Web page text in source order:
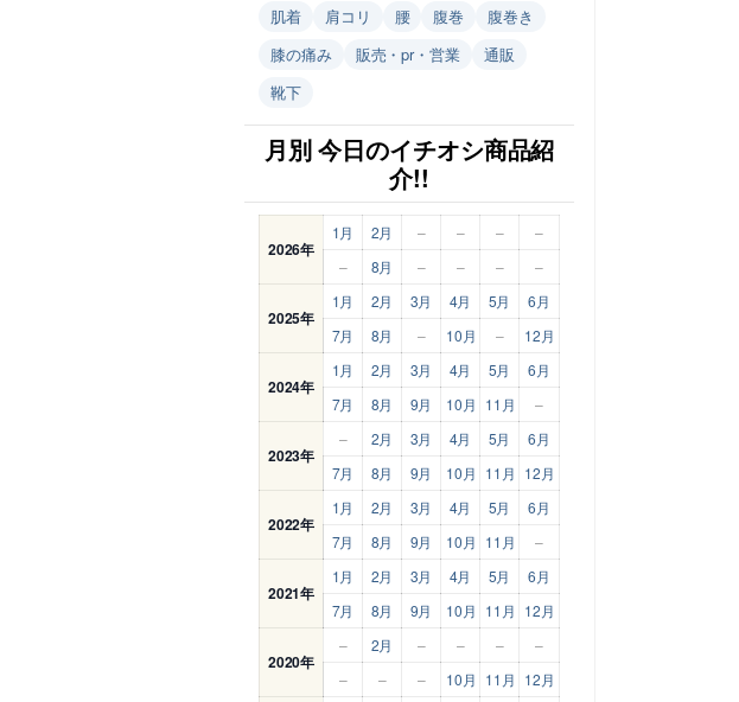
肌着
肩コリ 腰 腹巻
腹巻き
膝の痛み
販売・pr・営業
通販
靴下
月別 今日のイチオシ商品紹
介!!
2026年
1月 2月 – – –
–
–
8月 – – – –
2025年
1月 2月 3月 4月 5月
6月
7月
8月 – 10月 – 12月
2024年
1月 2月 3月 4月 5月
6月
7月
8月 9月 10月 11月 –
2023年
– 2月 3月 4月 5月
6月
7月
8月 9月 10月 11月 12月
2022年
1月 2月 3月 4月 5月
6月
7月
8月 9月 10月 11月 –
2021年
1月 2月 3月 4月 5月
6月
7月
8月 9月 10月 11月 12月
2020年
– 2月 – – –
–
–
– – 10月 11月 12月